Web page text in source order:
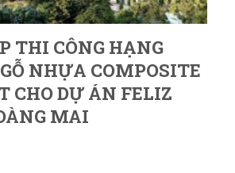
THI CÔNG HẠNG
NHỰA COMPOSITE
CHO DỰ ÁN FELIZ
MAI